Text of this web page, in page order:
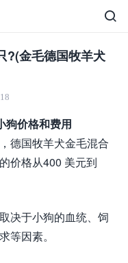
?(金毛德国牧羊犬
狗价格和费用
德国牧羊犬金毛混合
价格从400 美元到
决于小狗的血统、饲
等因素。